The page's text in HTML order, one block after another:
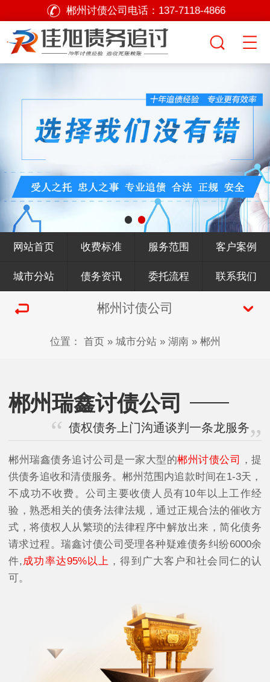
郴州讨债公司电话： 137-7118-4866
网站首页 收费标准 服务范围 客户案例
城市分站 债务资讯 委托流程 联系我们
郴州讨债公司
位置： 首页» 城市分站» 湖南» 郴州
郴州瑞鑫讨债公司
债权债务上门沟通谈判一条龙服务
郴州瑞鑫债务追讨公司是一家大型的郴州讨债公司
，提
供债务追收和清债服务。郴州范围内追款时间在1-3天，
不成功不收费。公司主要收债人员有10年以上工作经
验，熟悉相关的债务法律法规，通过正规合法的催收方
式，将债权人从繁琐的法律程序中解放出来，简化债务
请求过程。瑞鑫讨债公司受理各种疑难债务纠纷6000余
件, 成功率达95%以上 ，得到广大客户和社会同仁的认
可。